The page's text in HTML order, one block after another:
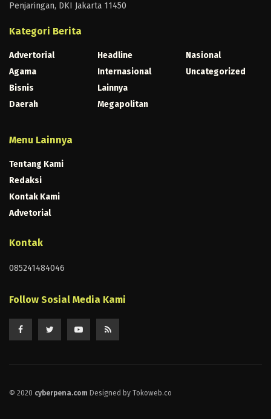
Penjaringan, DKI Jakarta 11450
Kategori Berita
Advertorial
Agama
Bisnis
Daerah
Headline
Internasional
Lainnya
Megapolitan
Nasional
Uncategorized
Menu Lainnya
Tentang Kami
Redaksi
Kontak Kami
Advetorial
Kontak
085241484046
Follow Sosial Media Kami
© 2020 cyberpena.com Designed by Tokoweb.co